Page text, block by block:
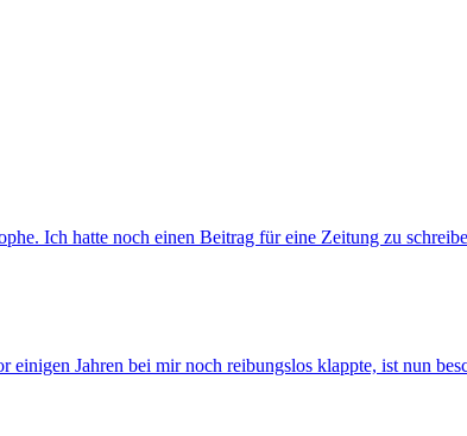
Ich hatte noch einen Beitrag für eine Zeitung zu
Jahren bei mir noch reibungslos klappte, ist nun